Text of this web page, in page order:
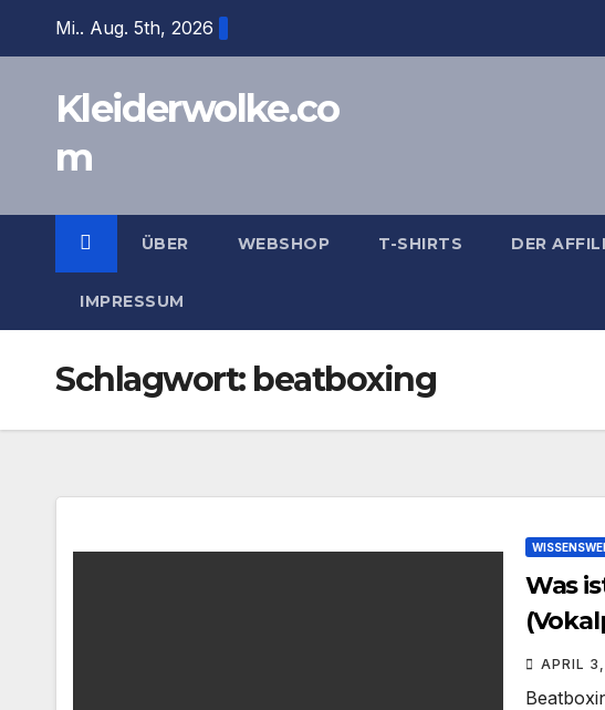
Mi.. Aug. 5th, 2026
Kleiderwolke.co
m
ÜBER WEBSHOP T-SHIRTS DER
IMPRESSUM
Schlagwort: beatboxing
Was
Lippen
APRIL